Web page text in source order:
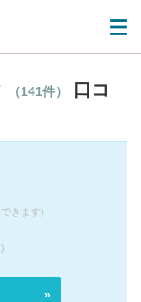
（141件）
口コ
きます)